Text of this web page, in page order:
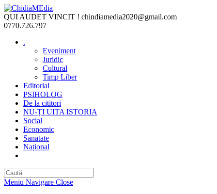
Skip
to
content
QUI AUDET VINCIT ! chindiamedia2020@gmail.com
0770.726.797
.
Eveniment
Juridic
Cultural
Timp Liber
Editorial
PSIHOLOG
De la cititori
NU-ȚI UITA ISTORIA
Social
Economic
Sanatate
Național
Meniu Navigare Close